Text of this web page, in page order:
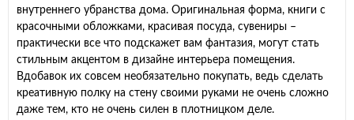
внутреннего убранства дома. Оригинальная форма, книги с
красочными обложками, красивая посуда, сувениры –
практически все что подскажет вам фантазия, могут стать
стильным акцентом в дизайне интерьера помещения.
Вдобавок их совсем необязательно покупать, ведь сделать
креативную полку на стену своими руками не очень сложно
даже тем, кто не очень силен в плотницком деле.